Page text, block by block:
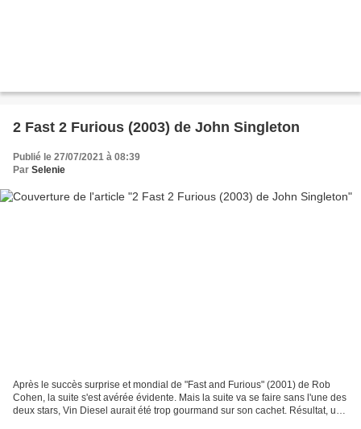
2 Fast 2 Furious (2003) de John Singleton
Publié le 27/07/2021 à 08:39
Par Selenie
Après le succès surprise et mondial de "Fast and Furious" (2001) de Rob
Cohen, la suite s'est avérée évidente. Mais la suite va se faire sans l'une des
deux stars, Vin Diesel aurait été trop gourmand sur son cachet. Résultat, un